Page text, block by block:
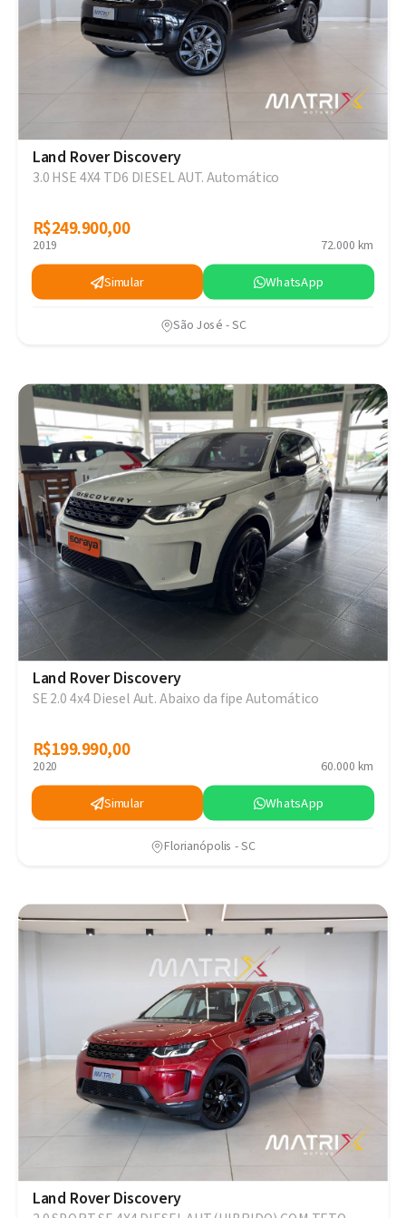
Land Rover Discovery
3.0 HSE 4X4 TD6 DIESEL AUT. Automático
R$249.900,00
R$249.900,00
2019 72.000 km
Simular WhatsApp
São José - SC
Land Rover Discovery
SE 2.0 4x4 Diesel Aut. Abaixo da fipe Automático
R$199.990,00
R$199.990,00
2020 60.000 km
Simular WhatsApp
Florianópolis - SC
Land Rover Discovery